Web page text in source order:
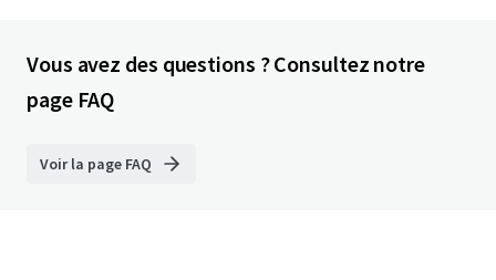
Vous avez des questions ? Consultez notre
page FAQ
Voir la page FAQ